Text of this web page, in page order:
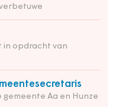
in opdracht van
gemeente Aa en Hunze